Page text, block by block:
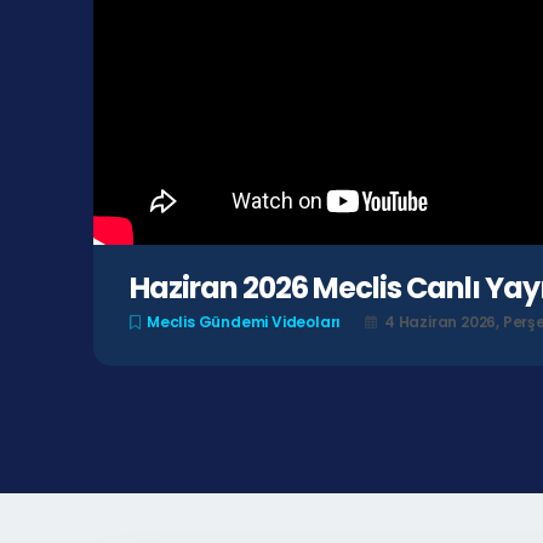
Haziran 2026 Meclis Canlı
Meclis Gündemi Videoları 4 Haziran 2026,